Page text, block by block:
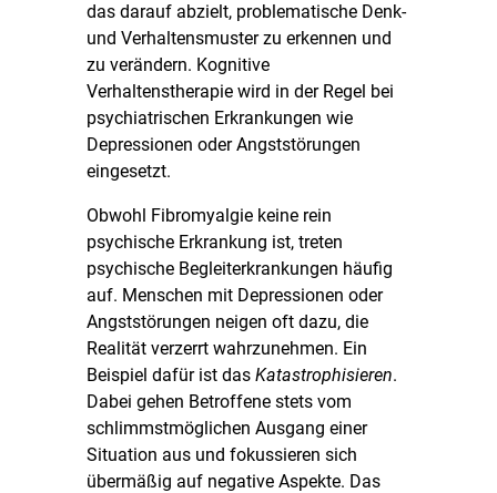
das darauf abzielt, problematische Denk-
und Verhaltensmuster zu erkennen und
zu verändern. Kognitive
Verhaltenstherapie wird in der Regel bei
psychiatrischen Erkrankungen wie
Depressionen oder Angststörungen
eingesetzt.
Obwohl Fibromyalgie keine rein
psychische Erkrankung ist, treten
psychische Begleiterkrankungen häufig
auf. Menschen mit Depressionen oder
Angststörungen neigen oft dazu, die
Realität verzerrt wahrzunehmen. Ein
Beispiel dafür ist das Katastrophisieren.
Dabei gehen Betroffene stets vom
schlimmstmöglichen Ausgang einer
Situation aus und fokussieren sich
übermäßig auf negative Aspekte. Das